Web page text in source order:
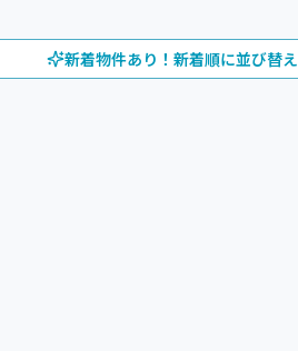
新着物件あり！新着順に並び替え